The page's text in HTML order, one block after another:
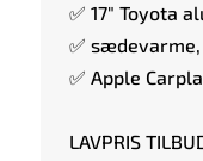
✅ 17" Toyota
✅ sædevarme,
✅ Apple
LAVPRIS